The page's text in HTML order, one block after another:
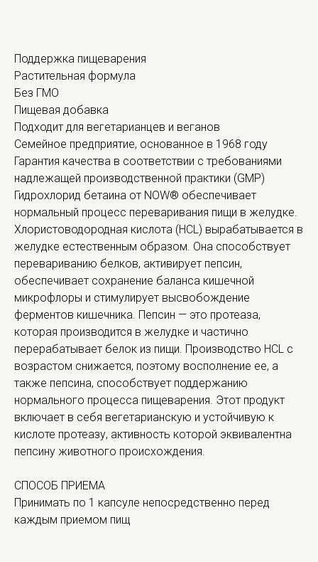
Поддержка пищеварения
Растительная формула
Без ГМО
Пищевая добавка
Подходит для вегетарианцев и веганов
Семейное предприятие, основанное в 1968 году
Гарантия качества в соответствии с требованиями
надлежащей производственной практики (GMP)
Гидрохлорид бетаина от NOW® обеспечивает
нормальный процесс переваривания пищи в желудке.
Хлористоводородная кислота (HCL) вырабатывается в
желудке естественным образом. Она способствует
перевариванию белков, активирует пепсин,
обеспечивает сохранение баланса кишечной
микрофлоры и стимулирует высвобождение
ферментов кишечника. Пепсин — это протеаза,
которая производится в желудке и частично
перерабатывает белок из пищи. Производство HCL с
возрастом снижается, поэтому восполнение ее, а
также пепсина, способствует поддержанию
нормального процесса пищеварения. Этот продукт
включает в себя вегетарианскую и устойчивую к
кислоте протеазу, активность которой эквивалентна
пепсину животного происхождения.
СПОСОБ ПРИЕМА
Принимать по 1 капсуле непосредственно перед
каждым приемом пищ